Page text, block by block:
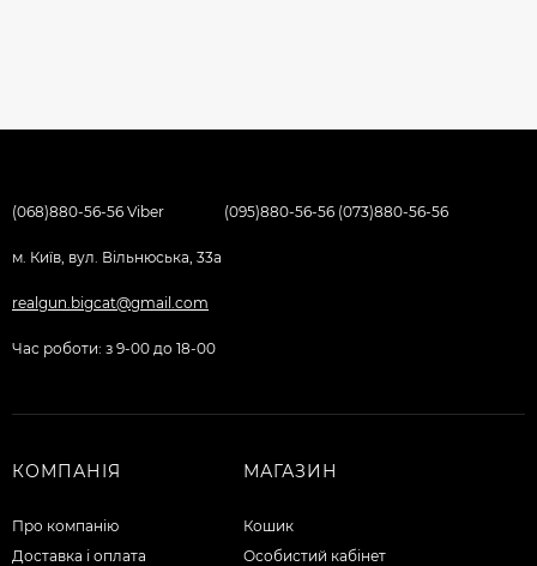
(068)880-56-56 Viber (095)880-56-56 (073)880-56-56
м. Київ, вул. Вільнюська, 33а
realgun.bigcat@gmail.com
Час роботи: з 9-00 до 18-00
КОМПАНІЯ
Про компанію
Доставка і оплата
МАГАЗИН
Кошик
Особистий кабінет